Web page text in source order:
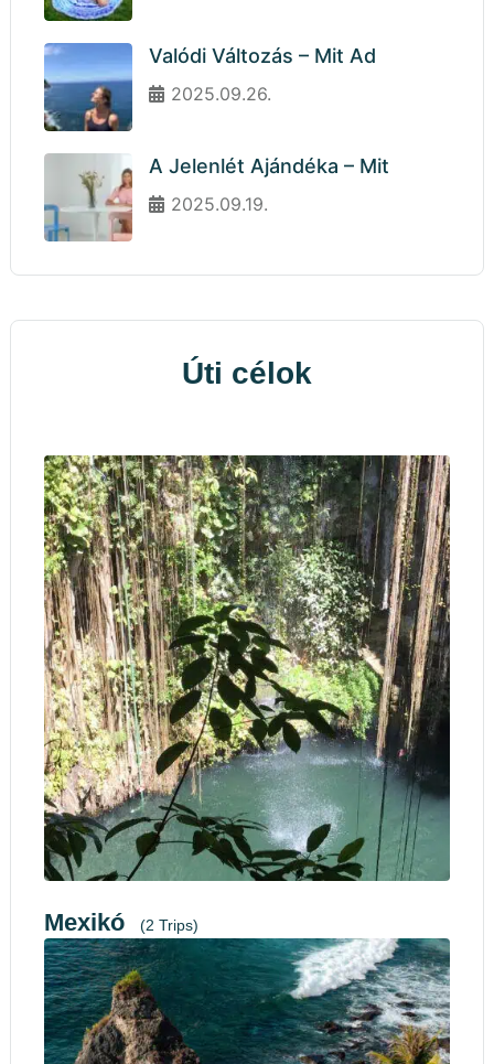
Valódi Változás – Mit Ad
2025.09.26.
A Jelenlét Ajándéka – Mit
2025.09.19.
Úti célok
Mexikó (2 Trips)